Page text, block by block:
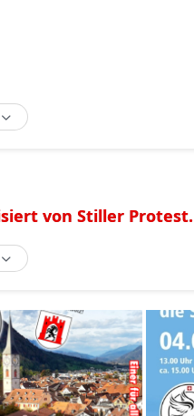
von Stiller Protest.